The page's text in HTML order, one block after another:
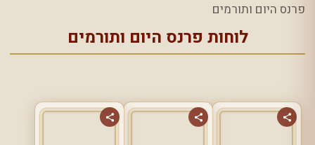
פרנס היום ותורמים
לוחות פרנס היום ותורמים